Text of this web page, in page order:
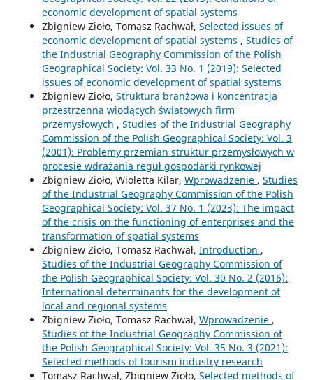
economic development of spatial systems
Zbigniew Zioło, Tomasz Rachwał, Selected issues of
economic development of spatial systems , Studies of
the Industrial Geography Commission of the Polish
Geographical Society: Vol. 33 No. 1 (2019): Selected
issues of economic development of spatial systems
Zbigniew Zioło, Struktura branżowa i koncentracja
przestrzenna wiodących światowych firm
przemysłowych , Studies of the Industrial Geography
Commission of the Polish Geographical Society: Vol. 3
(2001): Problemy przemian struktur przemysłowych w
procesie wdrażania reguł gospodarki rynkowej
Zbigniew Zioło, Wioletta Kilar, Wprowadzenie , Studies
of the Industrial Geography Commission of the Polish
Geographical Society: Vol. 37 No. 1 (2023): The impact
of the crisis on the functioning of enterprises and the
transformation of spatial systems
Zbigniew Zioło, Tomasz Rachwał, Introduction ,
Studies of the Industrial Geography Commission of
the Polish Geographical Society: Vol. 30 No. 2 (2016):
International determinants for the development of
local and regional systems
Zbigniew Zioło, Tomasz Rachwał, Wprowadzenie ,
Studies of the Industrial Geography Commission of
the Polish Geographical Society: Vol. 35 No. 3 (2021):
Selected methods of tourism industry research
Tomasz Rachwał, Zbigniew Zioło, Selected methods of